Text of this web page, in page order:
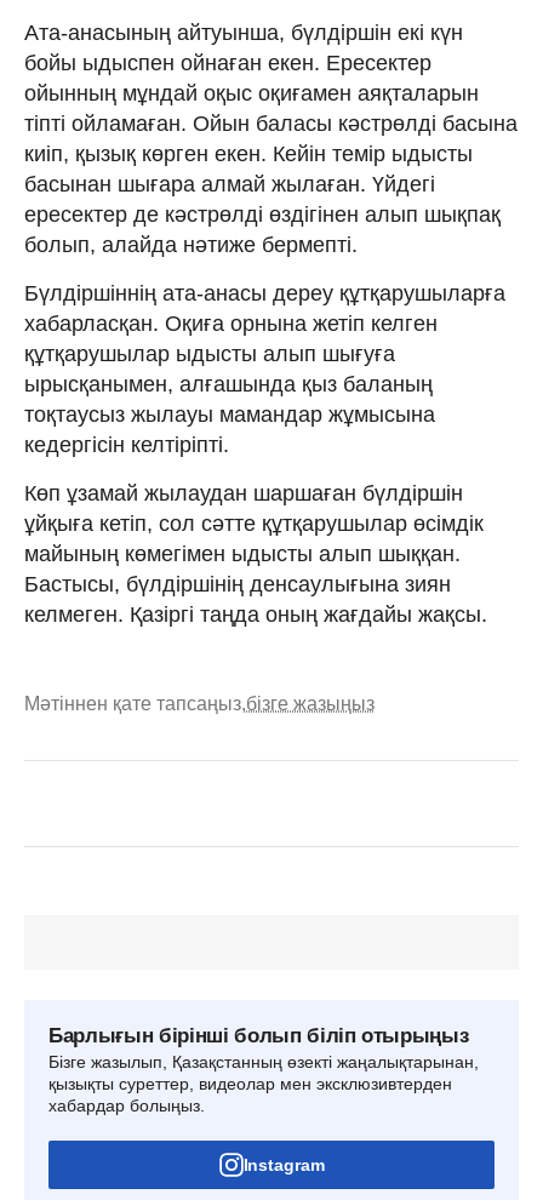
Ата-анасының айтуынша, бүлдіршін екі күн
бойы ыдыспен ойнаған екен. Ересектер
ойынның мұндай оқыс оқиғамен аяқталарын
тіпті ойламаған. Ойын баласы кәстрөлді басына
киіп, қызық көрген екен. Кейін темір ыдысты
басынан шығара алмай жылаған. Үйдегі
ересектер де кәстрөлді өздігінен алып шықпақ
болып, алайда нәтиже бермепті.
Бүлдіршіннің ата-анасы дереу құтқарушыларға
хабарласқан. Оқиға орнына жетіп келген
құтқарушылар ыдысты алып шығуға
ырысқанымен, алғашында қыз баланың
тоқтаусыз жылауы мамандар жұмысына
кедергісін келтіріпті.
Көп ұзамай жылаудан шаршаған бүлдіршін
ұйқыға кетіп, сол сәтте құтқарушылар өсімдік
майының көмегімен ыдысты алып шыққан.
Бастысы, бүлдіршінің денсаулығына зиян
келмеген. Қазіргі таңда оның жағдайы жақсы.
Мәтіннен қате тапсаңыз,бізге жазыңыз
Барлығын бірінші болып біліп отырыңыз
Бізге жазылып, Қазақстанның өзекті жаңалықтарынан,
қызықты суреттер, видеолар мен эксклюзивтерден
хабардар болыңыз.
Instagram